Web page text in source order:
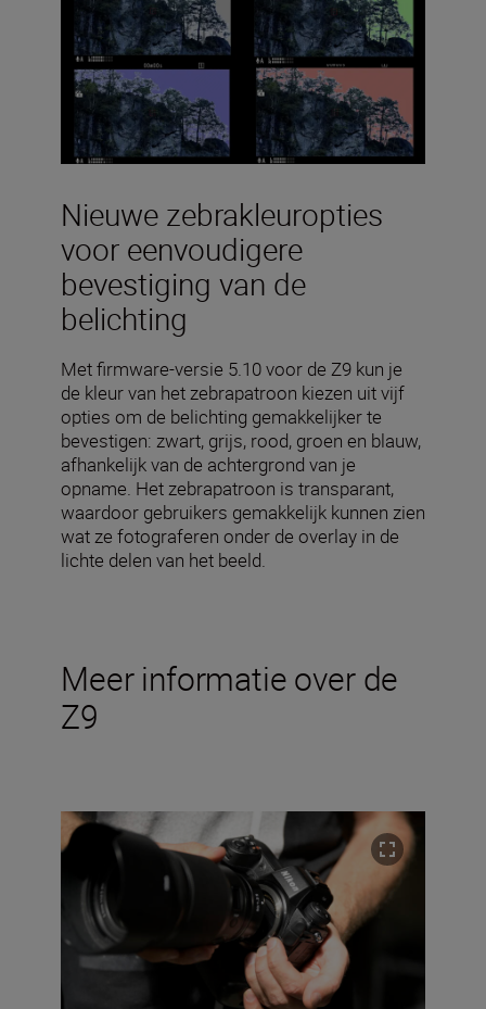
Nieuwe zebrakleuropties
voor eenvoudigere
bevestiging van de
belichting
Met firmware-versie 5.10 voor de Z9 kun je
de kleur van het zebrapatroon kiezen uit vijf
opties om de belichting gemakkelijker te
bevestigen: zwart, grijs, rood, groen en blauw,
afhankelijk van de achtergrond van je
opname. Het zebrapatroon is transparant,
waardoor gebruikers gemakkelijk kunnen zien
wat ze fotograferen onder de overlay in de
lichte delen van het beeld.
Meer informatie over de
Z9